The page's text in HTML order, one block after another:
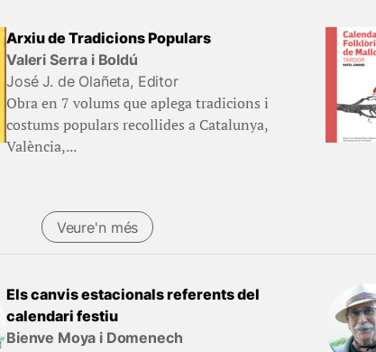
Arxiu de Tradicions Populars
Valeri Serra i Boldú
José J. de Olañeta, Editor
Obra en 7 volums que aplega tradicions i
costums populars recollides a Catalunya,
València,...
Veure'n més
Els canvis estacionals referents del
calendari festiu
Bienve Moya i Domenech